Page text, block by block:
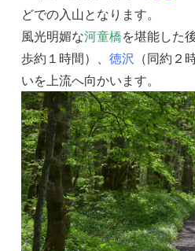
どでの入山となります。
風光明媚な河童橋を堪能した後
歩約１時間）、徳沢
（同約２
いを上流へ向かいます。